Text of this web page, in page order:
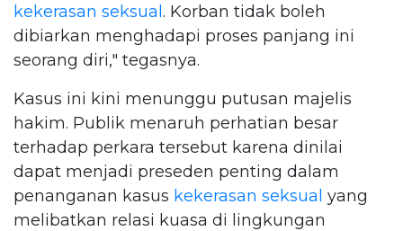
kekerasan seksual. Korban tidak boleh
dibiarkan menghadapi proses panjang ini
seorang diri," tegasnya.
Kasus ini kini menunggu putusan majelis
hakim. Publik menaruh perhatian besar
terhadap perkara tersebut karena dinilai
dapat menjadi preseden penting dalam
penanganan kasus kekerasan seksual yang
melibatkan relasi kuasa di lingkungan